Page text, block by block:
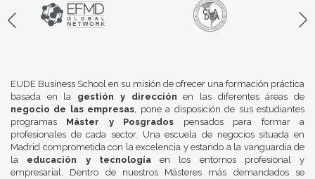
EUDE Business School en su misión de ofrecer una formación práctica
basada en la gestión y dirección en las diferentes áreas de
negocio de las empresas, pone a disposición de sus estudiantes
programas Máster y Posgrados pensados para formar a
profesionales de cada sector. Una escuela de negocios situada en
Madrid comprometida con la excelencia y estando a la vanguardia de
la educación y tecnologíaen los entornos profesional y
empresarial. Dentro de nuestros Másteres más demandados se